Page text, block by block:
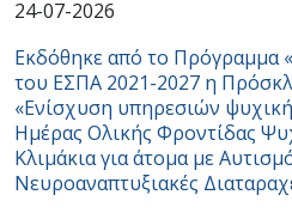
24-07-2026
Εκδόθηκε από το Πρόγραμμα
του ΕΣΠΑ 2021-2027 η
«Ενίσχυση υπηρεσιών
Ημέρας Ολικής Φροντίδας
Κλιμάκια για άτομα με
Νευροαναπτυξιακές